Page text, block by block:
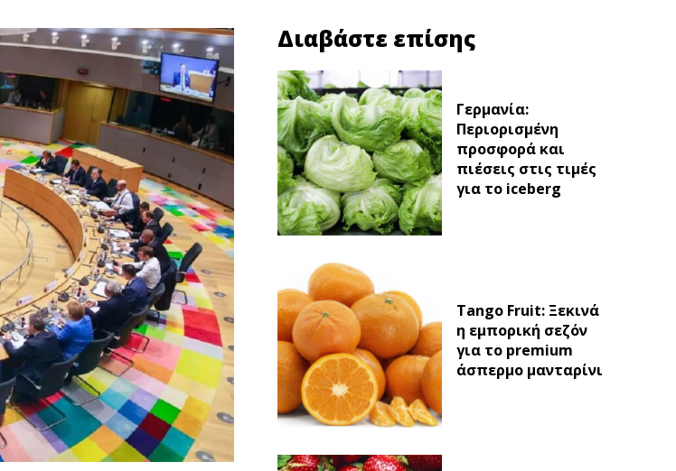
Διαβάστε επίσης
Γερμανία:
Περιορισμένη
προσφορά και
πιέσεις στις τιμές
για το iceberg
Tango Fruit: Ξεκινά
η εμπορική σεζόν
για το premium
άσπερμο μανταρίνι